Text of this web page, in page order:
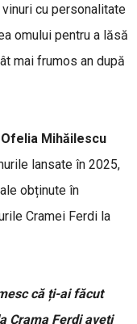
cu personalitate
omului pentru a lăsă
mai frumos an după
Ofelia Mihăilescu
lansate în 2025,
obținute în
Cramei Ferdi la
că ți-ai făcut
Crama Ferdi aveți